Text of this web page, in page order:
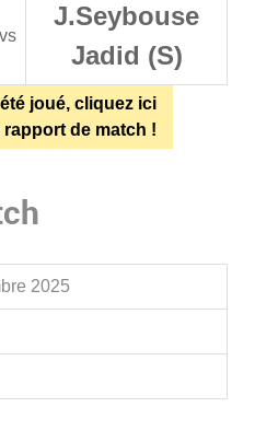
vs
J.Seybouse
Jadid (S)
joué, cliquez ici
de match !
2025